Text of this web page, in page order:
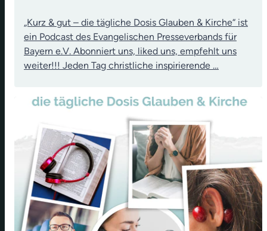
„Kurz & gut – die tägliche Dosis Glauben & Kirche“ ist
ein Podcast des Evangelischen Presseverbands für
Bayern e.V. Abonniert uns, liked uns, empfehlt uns
weiter!!! Jeden Tag christliche inspirierende …